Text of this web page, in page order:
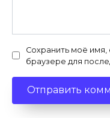
Сохранить моё имя,
браузере для